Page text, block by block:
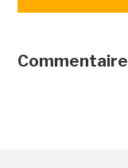
Commentaire